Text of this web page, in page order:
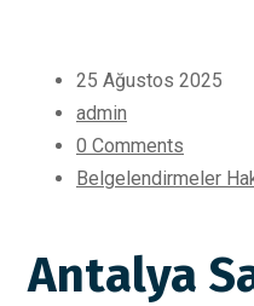
25 Ağustos 2025
admin
0 Comments
Belgelendirmeler
Antalya